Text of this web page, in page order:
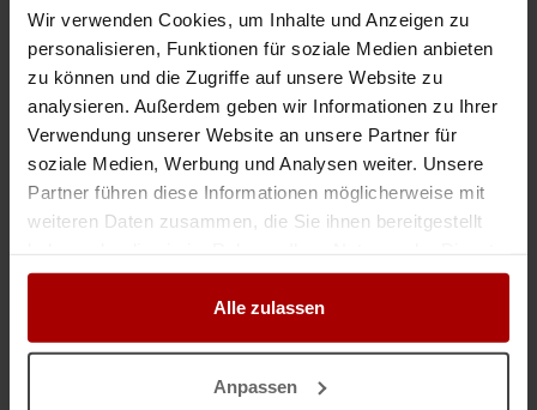
Wir verwenden Cookies, um Inhalte und Anzeigen zu
personalisieren, Funktionen für soziale Medien anbieten
zu können und die Zugriffe auf unsere Website zu
analysieren. Außerdem geben wir Informationen zu Ihrer
Verwendung unserer Website an unsere Partner für
soziale Medien, Werbung und Analysen weiter. Unsere
Partner führen diese Informationen möglicherweise mit
weiteren Daten zusammen, die Sie ihnen bereitgestellt
gesammelt haben.
Alle zulassen
Anpassen
€/Std. Sie suchen kurzfristig erfahrene Maurer oder Betonbauer für Ihr
Gesuchin 13125, Berlin
Weitere Premium-Gesuche
erfolgreich im Bereich Sanierung und Instandsetzung von Wohnimmobilien